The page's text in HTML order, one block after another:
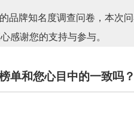
品牌知名度调查问卷，本次
感谢您的支持与参与。
单和您心目中的一致吗？